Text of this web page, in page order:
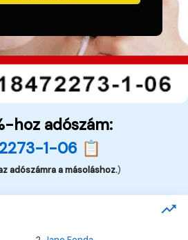
hoz adószám:
1-06 📋
adószámra a másoláshoz.)